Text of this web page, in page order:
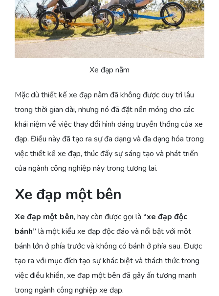
Xe đạp nằm
Mặc dù thiết kế xe đạp nằm đã không được duy trì lâu
trong thời gian dài, nhưng nó đã đặt nền móng cho các
khái niệm về việc thay đổi hình dáng truyền thống của xe
đạp. Điều này đã tạo ra sự đa dạng và đa dạng hóa trong
việc thiết kế xe đạp, thúc đẩy sự sáng tạo và phát triển
của ngành công nghiệp này trong tương lai.
Xe đạp một bên
Xe đạp một bên, hay còn được gọi là “xe đạp độc
bánh” là một kiểu xe đạp độc đáo và nổi bật với một
bánh lớn ở phía trước và không có bánh ở phía sau. Được
tạo ra với mục đích tạo sự khác biệt và thách thức trong
việc điều khiển, xe đạp một bên đã gây ấn tượng mạnh
trong ngành công nghiệp xe đạp.